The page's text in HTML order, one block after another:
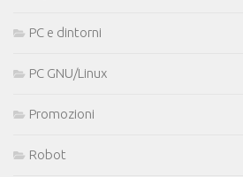
PC e dintorni
PC GNU/Linux
Promozioni
Robot